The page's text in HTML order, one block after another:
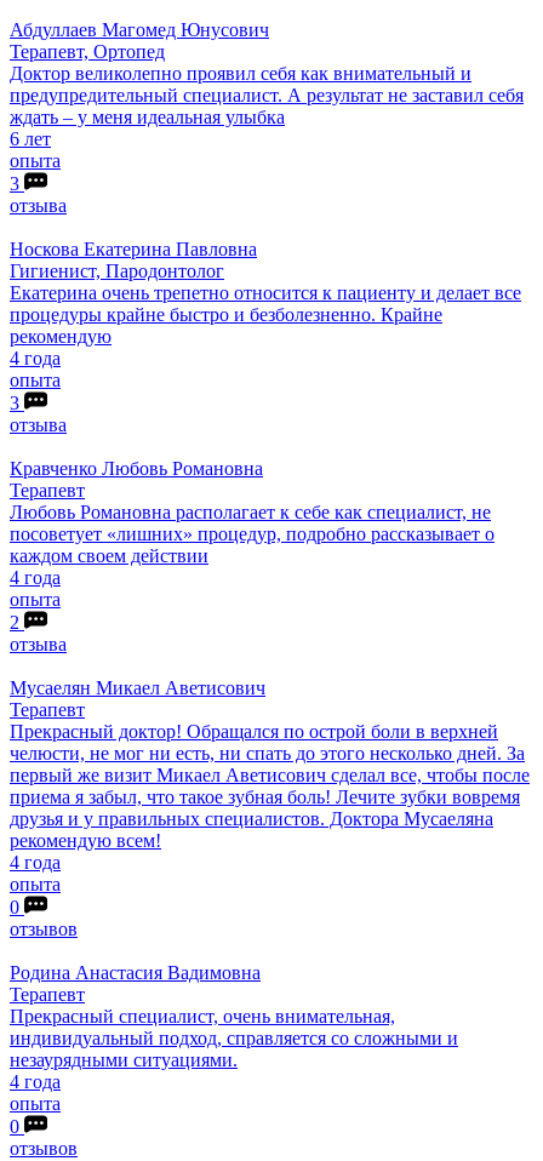
Абдуллаев Магомед Юнусович
Терапевт, Ортопед
Доктор великолепно проявил себя как внимательный и
предупредительный специалист. А результат не заставил себя
ждать – у меня идеальная улыбка
6 лет
опыта
3
отзыва
Носкова Екатерина Павловна
Гигиенист, Пародонтолог
Екатерина очень трепетно относится к пациенту и делает все
процедуры крайне быстро и безболезненно. Крайне
рекомендую
4 года
опыта
3
отзыва
Кравченко Любовь Романовна
Терапевт
Любовь Романовна располагает к себе как специалист, не
посоветует «лишних» процедур, подробно рассказывает о
каждом своем действии
4 года
опыта
2
отзыва
Мусаелян Микаел Аветисович
Терапевт
Прекрасный доктор! Обращался по острой боли в верхней
челюсти, не мог ни есть, ни спать до этого несколько дней. За
первый же визит Микаел Аветисович сделал все, чтобы после
приема я забыл, что такое зубная боль! Лечите зубки вовремя
друзья и у правильных специалистов. Доктора Мусаеляна
рекомендую всем!
4 года
опыта
0
отзывов
Родина Анастасия Вадимовна
Терапевт
Прекрасный специалист, очень внимательная,
индивидуальный подход, справляется со сложными и
незаурядными ситуациями.
4 года
опыта
0
отзывов